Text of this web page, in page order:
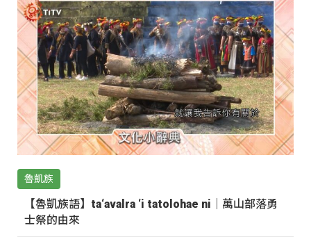
魯凱族
【魯凱族語】ta‘avalra ‘i tatolohae ni｜萬山部落勇
士祭的由來